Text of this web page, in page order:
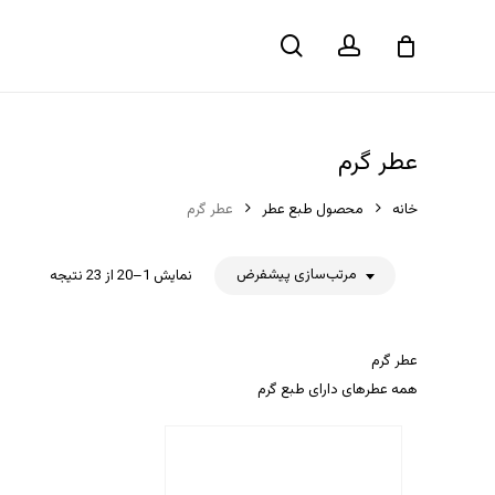
جستجوحساب
کاربری سبد خرید
عطر گرم
خانه محصول طبع عطر عطر گرم
نمایش 1–20 از 23 نتیجه مرتب‌سازی پیشفرض
عطر گرم
همه عطرهای دارای طبع گرم